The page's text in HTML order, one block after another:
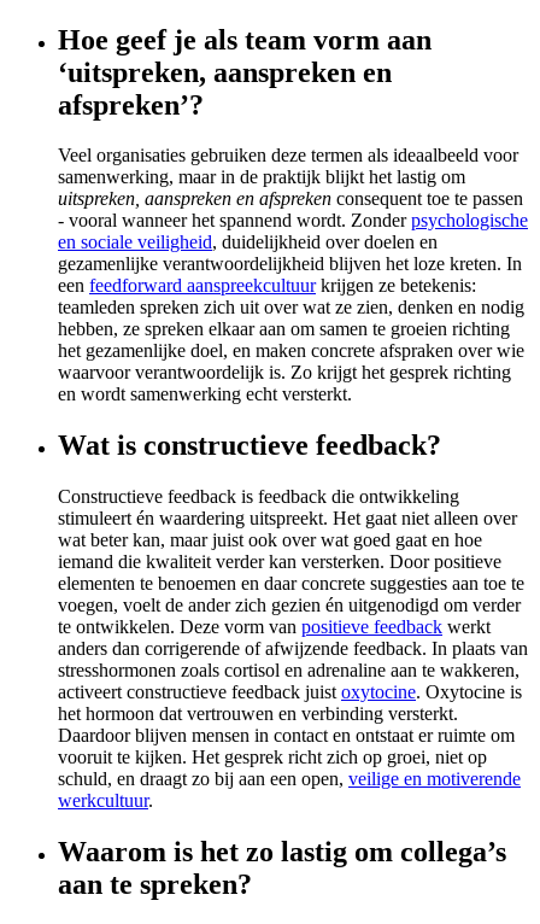
Hoe geef je als team vorm aan
‘uitspreken, aanspreken en
afspreken’?
Veel organisaties gebruiken deze termen als ideaalbeeld voor
samenwerking, maar in de praktijk blijkt het lastig om
uitspreken, aanspreken en afspreken consequent toe te passen
- vooral wanneer het spannend wordt. Zonderpsychologische
en sociale veiligheid, duidelijkheid over doelen en
gezamenlijke verantwoordelijkheid blijven het loze kreten. In
een feedforward aanspreekcultuurkrijgen ze betekenis:
teamleden spreken zich uit over wat ze zien, denken en nodig
hebben, ze spreken elkaar aan om samen te groeien richting
het gezamenlijke doel, en maken concrete afspraken over wie
waarvoor verantwoordelijk is. Zo krijgt het gesprek richting
en wordt samenwerking echt versterkt.
Wat is constructieve feedback?
Constructieve feedback is feedback die ontwikkeling
stimuleert én waardering uitspreekt. Het gaat niet alleen over
wat beter kan, maar juist ook over wat goed gaat en hoe
iemand die kwaliteit verder kan versterken. Door positieve
elementen te benoemen en daar concrete suggesties aan toe te
voegen, voelt de ander zich gezien én uitgenodigd om verder
te ontwikkelen. Deze vorm van positieve feedback werkt
anders dan corrigerende of afwijzende feedback. In plaats van
stresshormonen zoals cortisol en adrenaline aan te wakkeren,
activeert constructieve feedback juist oxytocine. Oxytocine is
het hormoon dat vertrouwen en verbinding versterkt.
Daardoor blijven mensen in contact en ontstaat er ruimte om
vooruit te kijken. Het gesprek richt zich op groei, niet op
schuld, en draagt zo bij aan een open, veilige en motiverende
werkcultuur.
Waarom is het zo lastig om collega’s
aan te spreken?